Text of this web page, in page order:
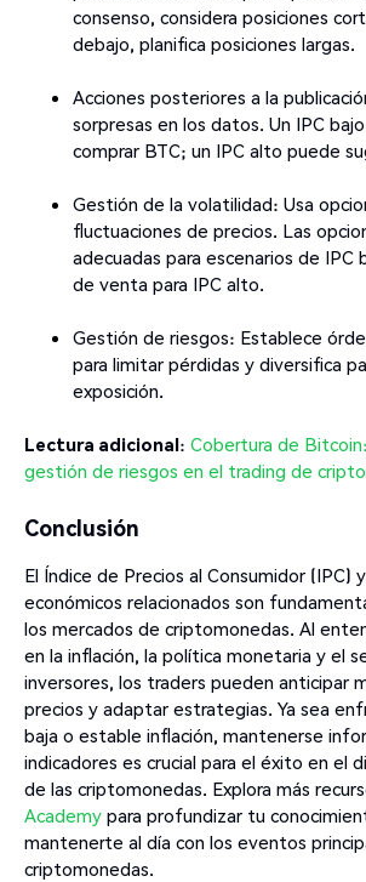
consenso, considera posiciones
debajo, planifica posiciones largas.
Acciones posteriores a la
sorpresas en los datos. Un IPC
comprar BTC; un IPC alto puede
Gestión de la volatilidad: Usa
fluctuaciones de precios. Las
adecuadas para escenarios de IPC
de venta para IPC alto.
Gestión de riesgos: Establece
para limitar pérdidas y diversifica
exposición.
Lectura adicional: Cobertura de
gestión de riesgos en el trading de
Conclusión
El Índice de Precios al Consumidor (IPC)
económicos relacionados son
los mercados de criptomonedas. Al
en la inflación, la política monetaria y el
inversores, los traders pueden anticipar
precios y adaptar estrategias. Ya sea
baja o estable inflación, mantenerse
indicadores es crucial para el éxito en el
de las criptomonedas. Explora más
Academy para profundizar tu
mantenerte al día con los eventos
criptomonedas.